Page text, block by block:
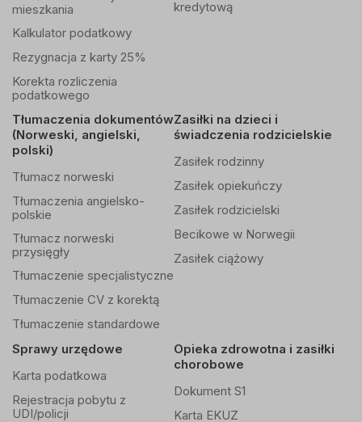
mieszkania
Kalkulator podatkowy
Rezygnacja z karty 25%
Korekta rozliczenia
podatkowego
kredytową
Tłumaczenia dokumentów
(Norweski, angielski,
polski)
Tłumacz norweski
Tłumaczenia angielsko-
polskie
Tłumacz norweski
przysięgły
Tłumaczenie specjalistyczne
Tłumaczenie CV z korektą
Tłumaczenie standardowe
Zasiłki na dzieci i
świadczenia rodzicielskie
Zasiłek rodzinny
Zasiłek opiekuńczy
Zasiłek rodzicielski
Becikowe w Norwegii
Zasiłek ciążowy
Sprawy urzędowe
Karta podatkowa
Rejestracja pobytu z
UDI/policji
Opieka zdrowotna i zasiłki
chorobowe
Dokument S1
Karta EKUZ